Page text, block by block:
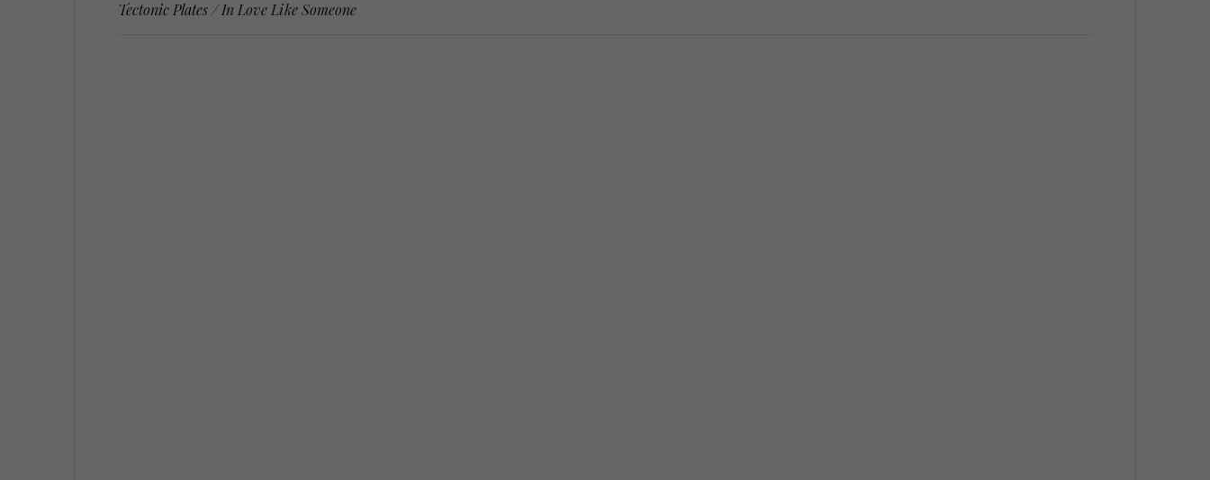
Tectonic Plates / In Love Like Someone